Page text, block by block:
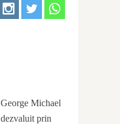
Michael
prin